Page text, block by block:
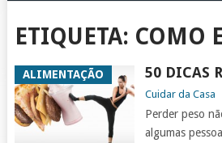
ETIQUETA: COMO
ALIMENTAÇÃO 50 DICAS
Cuidar da Casa
Perder peso
algumas